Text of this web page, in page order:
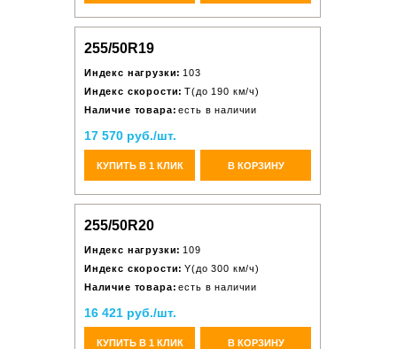
255/50R19
Индекс нагрузки: 103
Индекс скорости: T(до 190 км/ч)
Наличие товара: есть в наличии
17 570 руб./шт.
КУПИТЬ В 1 КЛИК В КОРЗИНУ
255/50R20
Индекс нагрузки: 109
Индекс скорости: Y(до 300 км/ч)
Наличие товара: есть в наличии
16 421 руб./шт.
КУПИТЬ В 1 КЛИК В КОРЗИНУ